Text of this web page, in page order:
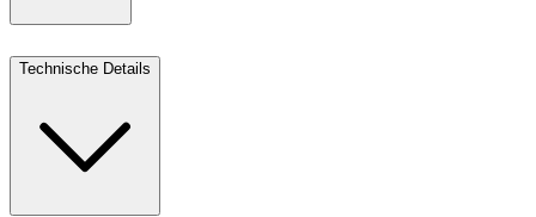
Technische Details